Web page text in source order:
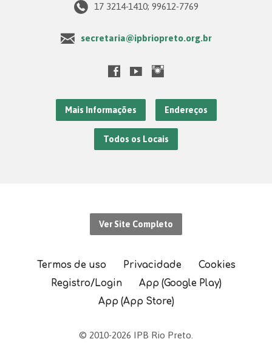
17 3214-1410; 99612-7769
secretaria@ipbriopreto.org.br
Mais Informações Endereços
Todos os Locais
Ver Site Completo
Termos de uso Privacidade
Cookies
Registro/Login
App (Google Play)
App (App Store)
© 2010-2026 IPB Rio Preto.